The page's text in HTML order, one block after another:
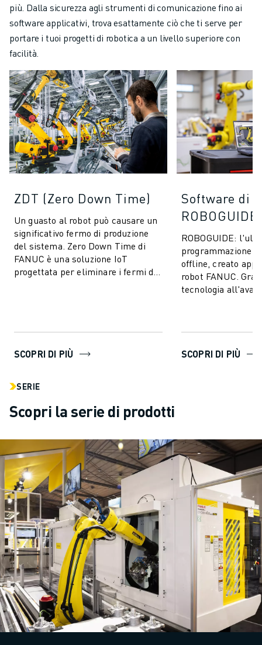
più. Dalla sicurezza agli strumenti di comunicazione fino ai
software applicativi, trova esattamente ciò che ti serve per
portare i tuoi progetti di robotica a un livello superiore con
facilità.
ZDT (Zero Down Time)
Un guasto al robot può causare un
significativo fermo di produzione
del sistema. Zero Down Time di
FANUC è una soluzione IoT
progettata per eliminare i fermi di
SCOPRI DI PIÙ
Software di
ROBOGUIDE
ROBOGUIDE:
programmazione
offline, creato
robot FANUC.
tecnologia
SCOPRI DI PIÙ
SERIE
Scopri la serie di prodotti